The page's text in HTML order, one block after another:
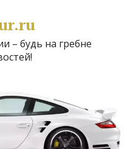
– будь на гребне